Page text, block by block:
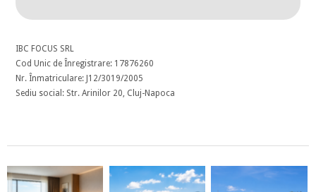
IBC FOCUS SRL
Cod Unic de Înregistrare: 17876260
Nr. Înmatriculare: J12/3019/2005
Sediu social: Str. Arinilor 20, Cluj-Napoca